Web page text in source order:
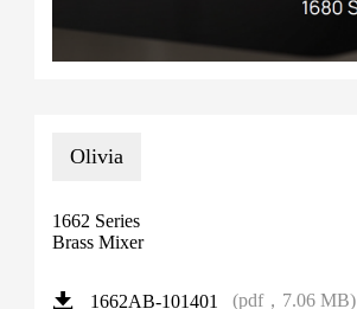
Olivia
1662 Series
Brass Mixer
1662AB-101401 (pdf，7.06 MB)